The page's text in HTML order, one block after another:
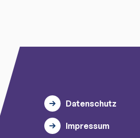
Datenschutz
Impressum